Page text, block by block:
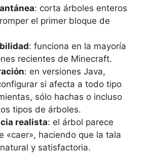
: corta árboles enteros
el primer bloque de
: funciona en la mayoría
recientes de Minecraft.
: en versiones Java,
si afecta a todo tipo
sólo hachas o incluso
tipos de árboles.
realista: el árbol parece
«caer», haciendo que la tala
y satisfactoria.